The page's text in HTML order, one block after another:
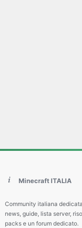
Minecraft ITALIA
Community italiana
news, guide, lista server,
packs e un forum dedicato.